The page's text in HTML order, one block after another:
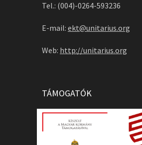
Tel.: (004)-0264-593236
E-mail: ekt@unitarius.org
Web: http://unitarius.org
TÁMOGATÓK